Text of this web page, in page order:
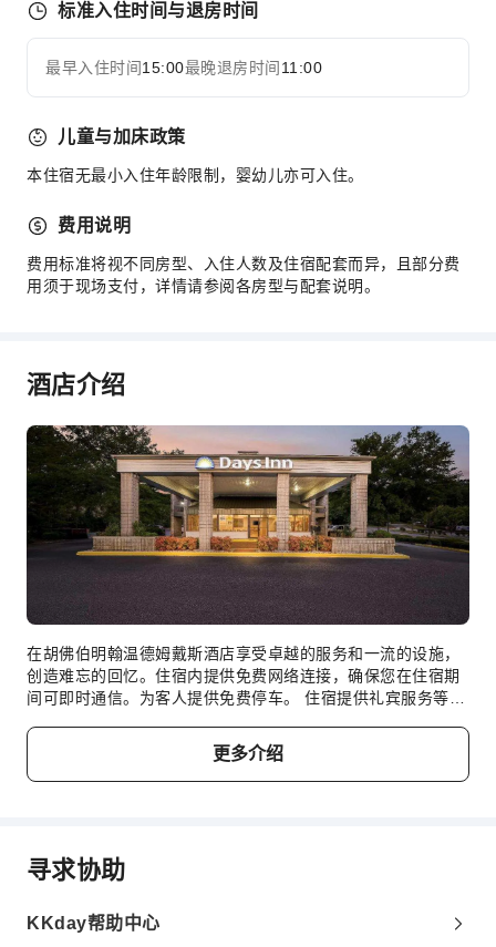
吸烟区
上网服务
行李寄存
前台贵重物品保险柜
安全与安保
灭火器
烟雾报警器
无障碍设施服务
无障碍通道
无障碍设施
展开全部
标准入住时间与退房时间
最早入住时间15:00最晚退房时间 11:00
儿童与加床政策
本住宿无最小入住年龄限制，婴幼儿亦可入住。
费用说明
费用标准将视不同房型、入住人数及住宿配套而异，且部分费
用须于现场支付，详情请参阅各房型与配套说明。
酒店介绍
在胡佛伯明翰温德姆戴斯酒店享受卓越的服务和一流的设施，
创造难忘的回忆。住宿内提供免费网络连接，确保您在住宿期
间可即时通信。为客人提供免费停车。 住宿提供礼宾服务等前
可确保您喜爱的旅行衣服干净可穿。在悠闲的白天和晚上，客
房送餐服务等房内设施可让您充分享受在客房内的时光。 为了
所有客人和员工的健康和福祉，您仅可在指定区域吸烟。为了
体验，部分客房提供空调或寝具用品，以提升您的住宿体验。
住宿期间，客人可以在部分客房享受室内娱乐设施，如室内视
内饮料，以满足您的需要。 住宿了解浴室设施对于提高客人满
更多介绍
寻求协助
KKday帮助中心